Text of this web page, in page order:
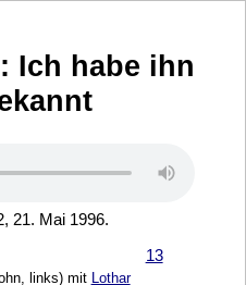
Ich habe ihn
21. Mai 1996.
links) mit
Lothar
13